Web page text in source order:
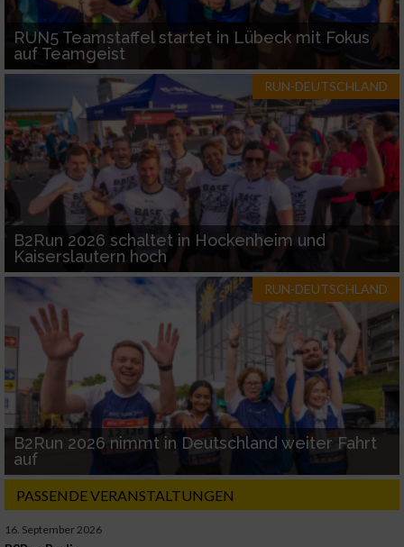
RUN5 Teamstaffel startet in Lübeck mit Fokus
auf Teamgeist
RUN-DEUTSCHLAND
B2Run 2026 schaltet in Hockenheim und
Kaiserslautern hoch
RUN-DEUTSCHLAND
B2Run 2026 nimmt in Deutschland weiter Fahrt
auf
PASSENDE VERANSTALTUNGEN
16. September 2026